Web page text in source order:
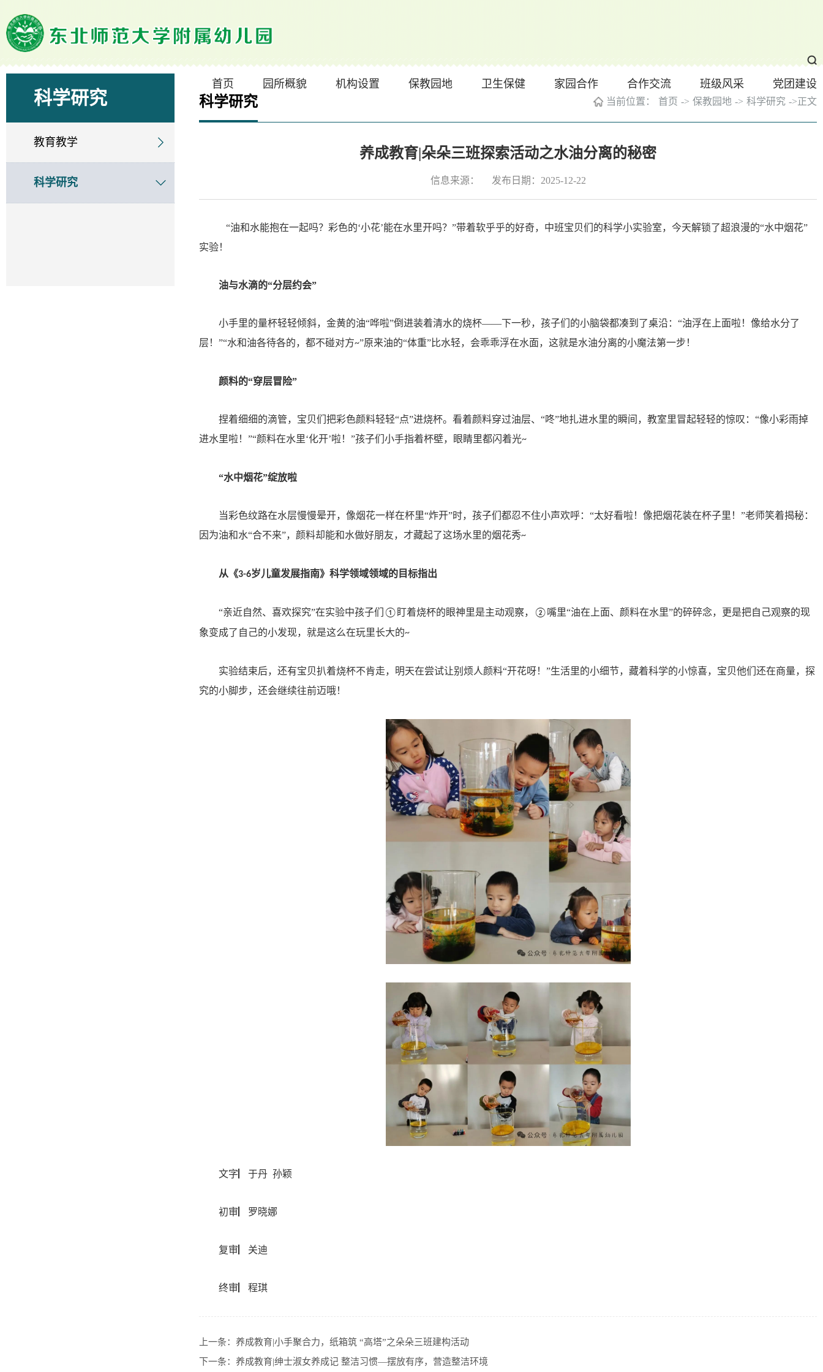
首页 园所概貌 机构设置 保教园地 卫生保健 家园合作 合作交流 班级风采 党团建设
科学研究
教育教学
科学研究
科学研究 当前位置： 首页 -> 保教园地 -> 科学研究 ->正文
养成教育|朵朵三班探索活动之水油分离的秘密
信息来源： 发布日期：2025-12-22
“油和水能抱在一起吗？彩色的‘小花’能在水里开吗？”带着软乎乎的好奇，中班宝贝们的科学小实验室，今天解锁了超浪漫的“水中烟花”
实验！
油与水滴的“分层约会”
小手里的量杯轻轻倾斜，金黄的油“哗啦”倒进装着清水的烧杯——下一秒，孩子们的小脑袋都凑到了桌沿：“油浮在上面啦！像给水分了
层！”“水和油各待各的，都不碰对方~”原来油的“体重”比水轻，会乖乖浮在水面，这就是水油分离的小魔法第一步！
颜料的“穿层冒险”
捏着细细的滴管，宝贝们把彩色颜料轻轻“点”进烧杯。看着颜料穿过油层、“咚”地扎进水里的瞬间，教室里冒起轻轻的惊叹：“像小彩雨掉
进水里啦！”“颜料在水里‘化开’啦！”孩子们小手指着杯壁，眼睛里都闪着光~
“水中烟花”绽放啦
当彩色纹路在水层慢慢晕开，像烟花一样在杯里“炸开”时，孩子们都忍不住小声欢呼：“太好看啦！像把烟花装在杯子里！”老师笑着揭秘：
因为油和水“合不来”，颜料却能和水做好朋友，才藏起了这场水里的烟花秀~
从《3-6岁儿童发展指南》科学领域领域的目标指出
“亲近自然、喜欢探究”在实验中孩子们 ① 盯着烧杯的眼神里是主动观察， ② 嘴里“油在上面、颜料在水里”的碎碎念，更是把自己观察的现
象变成了自己的小发现，就是这么在玩里长大的~
实验结束后，还有宝贝扒着烧杯不肯走，明天在尝试让别烦人颜料“开花呀！”生活里的小细节，藏着科学的小惊喜，宝贝他们还在商量，探
究的小脚步，还会继续往前迈哦！
文字▏于丹 孙颖
初审 ▏罗晓娜
复审 ▏关迪
终审 ▏程琪
上一条： 养成教育|小手聚合力，纸箱筑 “高塔”之朵朵三班建构活动
下一条： 养成教育|绅士淑女养成记 整洁习惯—摆放有序，营造整洁环境